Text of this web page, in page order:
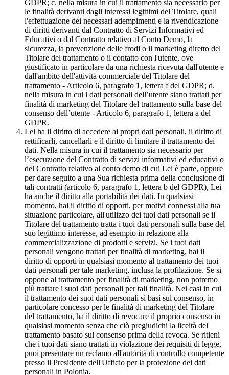
GDPR; c. nella misura in cui il trattamento sia necessario per
le finalità derivanti dagli interessi legittimi del Titolare, quali
l'effettuazione dei necessari adempimenti e la rivendicazione
di diritti derivanti dal Contratto di Servizi Informativi ed
Educativi o dal Contratto relativo al Conto Demo, la
sicurezza, la prevenzione delle frodi o il marketing diretto del
Titolare del trattamento o il contatto con l'utente, ove
giustificato in particolare da una richiesta ricevuta dall'utente e
dall'ambito dell'attività commerciale del Titolare del
trattamento - Articolo 6, paragrafo 1, lettera f del GDPR; d.
nella misura in cui i dati personali dell’utente siano trattati per
finalità di marketing del Titolare del trattamento sulla base del
consenso dell’utente - Articolo 6, paragrafo 1, lettera a del
GDPR.
Lei ha il diritto di accedere ai propri dati personali, il diritto di
rettificarli, cancellarli e il diritto di limitare il trattamento dei
dati. Nella misura in cui il trattamento sia necessario per
l’esecuzione del Contratto di servizi informativi ed educativi o
del Contratto relativo al conto demo di cui Lei è parte, oppure
per dare seguito a una Sua richiesta prima della conclusione di
tali contratti (articolo 6, paragrafo 1, lettera b del GDPR), Lei
ha anche il diritto alla portabilità dei dati. In qualsiasi
momento, hai il diritto di opporti, per motivi connessi alla tua
situazione particolare, all'utilizzo dei tuoi dati personali se il
Titolare del trattamento tratta i tuoi dati personali sulla base del
suo legittimo interesse, ad esempio in relazione alla
commercializzazione di prodotti e servizi. Se i tuoi dati
personali vengono trattati per finalità di marketing, hai il
diritto di opporti in qualsiasi momento al trattamento dei tuoi
dati personali per tale marketing, inclusa la profilazione. Se si
oppone al trattamento per finalità di marketing, non potremo
più trattare i suoi dati personali per tali finalità. Nei casi in cui
il trattamento dei suoi dati personali si basi sul consenso, in
particolare concesso per le finalità di marketing del Titolare
del trattamento, ha il diritto di revocare il proprio consenso in
qualsiasi momento senza che ciò pregiudichi la liceità del
trattamento basato sul consenso prima della revoca. Se ritieni
che i tuoi dati siano trattati in violazione dei requisiti di legge,
puoi presentare un reclamo all'autorità di controllo competente
presso il Presidente dell'Ufficio per la protezione dei dati
personali in Polonia.